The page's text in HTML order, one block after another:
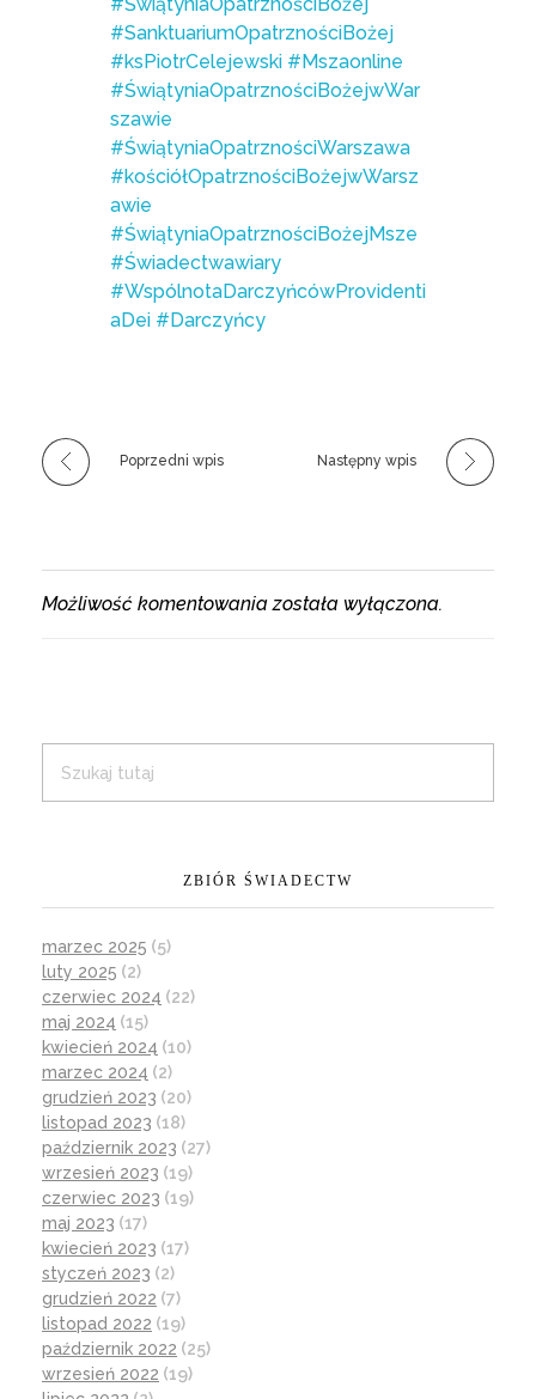
#SanktuariumOpatrznościBożej
#ksPiotrCelejewski #Mszaonline
#ŚwiątyniaOpatrznościBożejwWar
szawie
#ŚwiątyniaOpatrznościWarszawa
#kościółOpatrznościBożejwWarsz
awie
#ŚwiątyniaOpatrznościBożejMsze
#Świadectwawiary
#WspólnotaDarczyńcówProvidenti
aDei #Darczyńcy
Poprzedni wpis Następny wpis
Możliwość komentowania została wyłączona.
ZBIÓR ŚWIADECTW
marzec 2025 (5)
luty 2025 (2)
czerwiec 2024 (22)
maj 2024 (15)
kwiecień 2024 (10)
marzec 2024 (2)
grudzień 2023 (20)
listopad 2023 (18)
październik 2023 (27)
wrzesień 2023 (19)
czerwiec 2023 (19)
maj 2023 (17)
kwiecień 2023 (17)
styczeń 2023 (2)
grudzień 2022 (7)
listopad 2022 (19)
październik 2022 (25)
wrzesień 2022 (19)